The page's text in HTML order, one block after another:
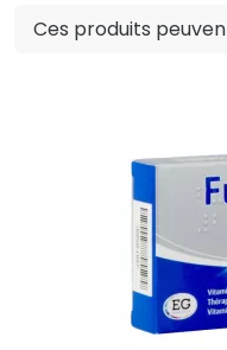
Ces produits